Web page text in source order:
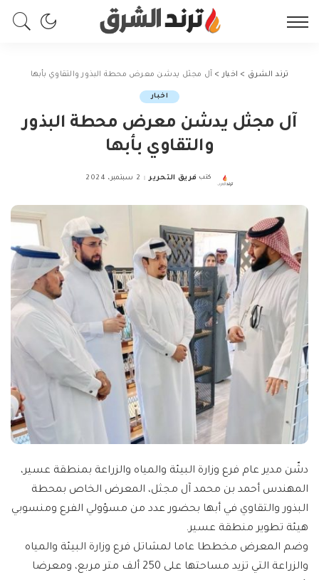
ترند الشرق > اخبار > آل مجثل يدشن معرض محطة البذور والتقاوي بأبها
اخبار
آل مجثل يدشن معرض محطة البذور
والتقاوي بأبها
Posted
كتب فريق التحرير 2 سبتمبر، 2024
دشّن مدير عام فرع وزارة البيئة والمياه والزراعة بمنطقة عسير،
المهندس أحمد بن محمد آل مجثل، المعرض الخاص بمحطة
البذور والتقاوي في أبها بحضور عدد من مسؤولي الفرع ومنسوبي
هيئة تطوير منطقة عسير.
وضم المعرض مخططا عاما لمشاتل فرع وزارة البيئة والمياه
والزراعة التي تزيد مساحتها على 250 ألف متر مربع، ومعرضا